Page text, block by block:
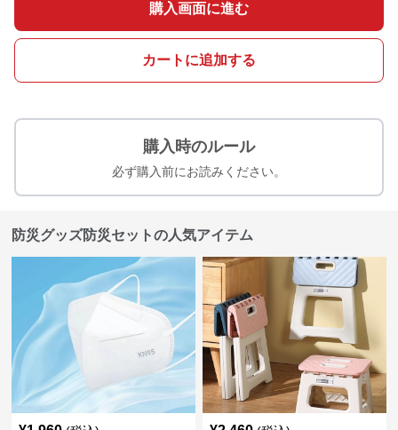
購入画面に進む
カートに追加する
購入時のルール
必ず購入前にお読みください。
防災グッズ防災セットの人気アイテム